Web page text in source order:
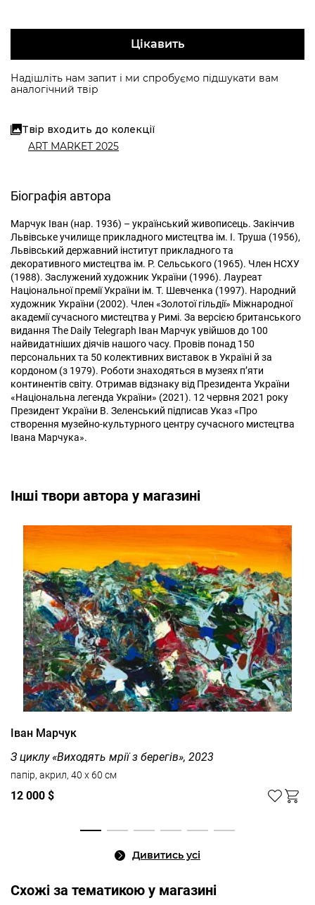
Цікавить
Надішліть нам запит і ми спробуємо підшукати вам
аналогічний твір
Твір входить до колекції
ART MARKET 2025
Біографія автора
Марчук Іван (нар. 1936) – український живописець. Закінчив
Львівське училище прикладного мистецтва ім. І. Труша (1956),
Львівський державний інститут прикладного та
декоративного мистецтва ім. Р. Сельського (1965). Член НСХУ
(1988). Заслужений художник України (1996). Лауреат
Національної премії України ім. Т. Шевченка (1997). Народний
художник України (2002). Член «Золотої гільдії» Міжнародної
академії сучасного мистецтва у Римі. За версією британського
видання The Daily Telegraph Іван Марчук увійшов до 100
найвидатніших діячів нашого часу. Провів понад 150
персональних та 50 колективних виставок в Україні й за
кордоном (з 1979). Роботи знаходяться в музеях п’яти
континентів світу. Отримав відзнаку від Президента України
«Національна легенда України» (2021). 12 червня 2021 року
Президент України В. Зеленський підписав Указ «Про
створення музейно-культурного центру сучасного мистецтва
Івана Марчука».
Інші твори автора у магазині
Іван Марчук
З циклу «Виходять мрії з берегів», 2023
папір, акрил, 40 x 60 см
12 000 $
Дивитись усі
Cхожі за тематикою у магазині